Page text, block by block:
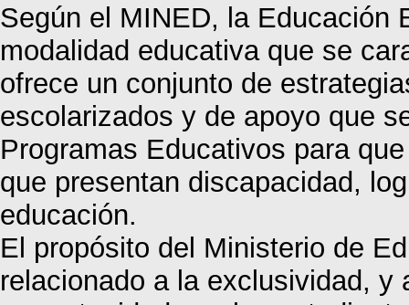
Según el MINED, la Educación
modalidad educativa que se
ofrece un conjunto de
escolarizados y de apoyo que
Programas Educativos para
que presentan discapacidad,
educación.
El propósito del Ministerio de
relacionado a la exclusividad, y